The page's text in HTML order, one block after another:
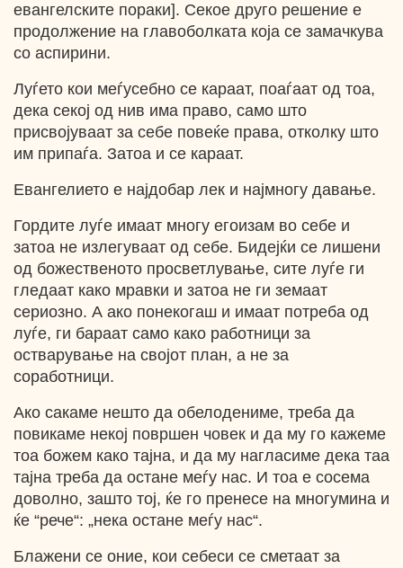
евангелските пораки]. Секое друго решение е
продолжение на главоболката која се замачкува
со аспирини.
Луѓето кои меѓусебно се караат, поаѓаат од тоа,
дека секој од нив има право, само што
присвојуваат за себе повеќе права, отколку што
им припаѓа. Затоа и се караат.
Евангелието е најдобар лек и најмногу давање.
Гордите луѓе имаат многу егоизам во себе и
затоа не излегуваат од себе. Бидејќи се лишени
од божественото просветлување, сите луѓе ги
гледаат како мравки и затоа не ги земаат
сериозно. А ако понекогаш и имаат потреба од
луѓе, ги бараат само како работници за
остварување на својот план, а не за
соработници.
Ако сакаме нешто да обелодениме, треба да
повикаме некој површен човек и да му го кажеме
тоа божем како тајна, и да му нагласиме дека таа
тајна треба да остане меѓу нас. И тоа е сосема
доволно, зашто тој, ќе го пренесе на многумина и
ќе “рече“: „нека остане меѓу нас“.
Блажени се оние, кои себеси се сметаат за